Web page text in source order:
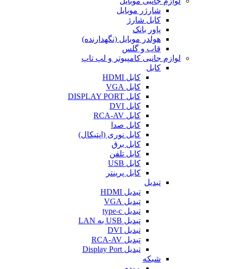
شارژر موبایل
کابل شارژ
پاور بانک
هولدر موبایل (نگهدارنده)
قاب و گلس
لوازم جانبی کامپیوتر و لپ تاپ
کابل
کابل HDMI
کابل VGA
کابل DISPLAY PORT
کابل DVI
کابل RCA-AV
کابل صدا
کابل نوری (اپتیکال)
کابل برق
کابل تلفن
کابل USB
کابل پرینتر
تبدیل
تبدیل HDMI
تبدیل VGA
تبدیل type-c
تبدیل USB به LAN
تبدیل DVI
تبدیل RCA-AV
تبدیل Display Port
شبکه